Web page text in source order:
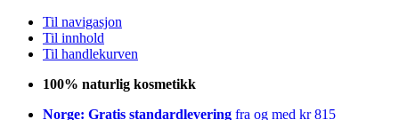
Til navigasjon
Til innhold
Til handlekurven
100% naturlig kosmetikk
Norge: Gratis standardlevering fra og med kr 815